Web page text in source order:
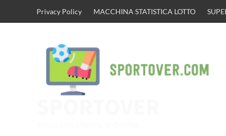
Privacy Policy MACCHINA STATISTICA LOTTO